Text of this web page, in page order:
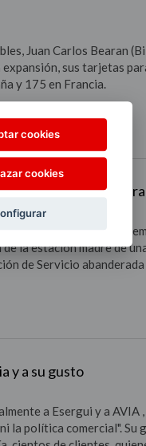
Juan Carlos Bearan
sus tarjetas
y 175 en Francia.
el servicio de uno
las oficinas del grupo
la estación madre de
de Servicio
y a su gusto
a Esergui y a AVIA ,
la política comercial".Su
cookies
cookies